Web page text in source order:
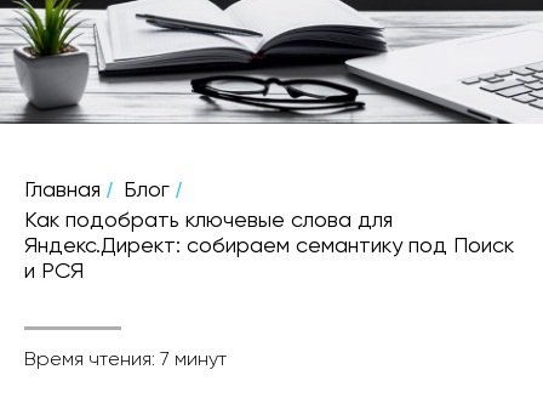
Главная / Блог /
Как подобрать ключевые слова для
Яндекс.Директ: собираем семантику под Поиск
и РСЯ
Время чтения: 7 минут